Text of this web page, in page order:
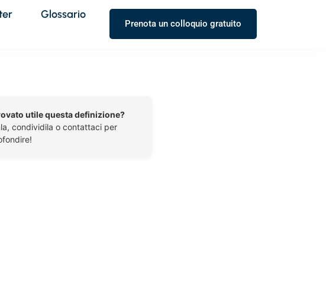
Glossario
Prenota un colloquio gratuito
utile questa definizione?
condividila o contattaci per